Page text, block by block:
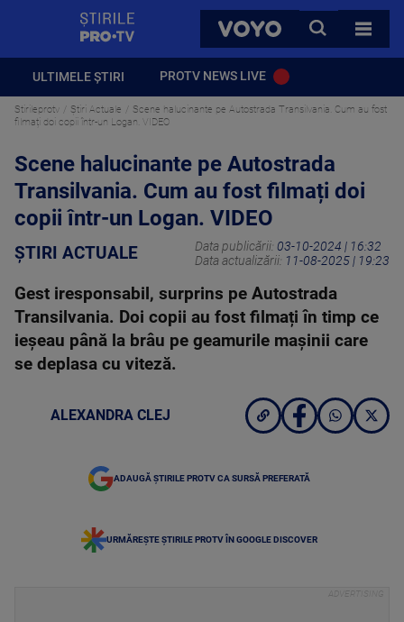
VOYO
CAUTA
TOATE
ULTIMELE ȘTIRI PROTV NEWS LIVE
Stirileprotv Știri Actuale
Scene halucinante pe Autostrada Transilvania. Cum au fost
filmați doi copii într-un Logan. VIDEO
Scene halucinante pe Autostrada
Transilvania. Cum au fost filmați doi
copii într-un Logan. VIDEO
ȘTIRI ACTUALE Data publicării: 03-10-2024 | 16:32
Data actualizării: 11-08-2025 | 19:23
Gest iresponsabil, surprins pe Autostrada
Transilvania. Doi copii au fost filmați în timp ce
ieșeau până la brâu pe geamurile mașinii care
se deplasa cu viteză.
ALEXANDRA CLEJ
ADAUGĂ ȘTIRILE PROTV CA SURSĂ PREFERATĂ
URMĂREȘTE ȘTIRILE PROTV ÎN GOOGLE DISCOVER